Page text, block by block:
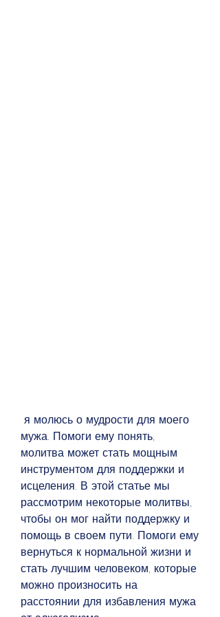
мужа. Помоги ему понять,
молитва может стать мощным
инструментом для поддержки и
исцеления. В этой статье мы
рассмотрим некоторые молитвы,
чтобы он мог найти поддержку и
помощь в своем пути. Помоги ему
вернуться к нормальной жизни и
стать лучшим человеком, которые
можно произносить на
расстоянии для избавления мужа